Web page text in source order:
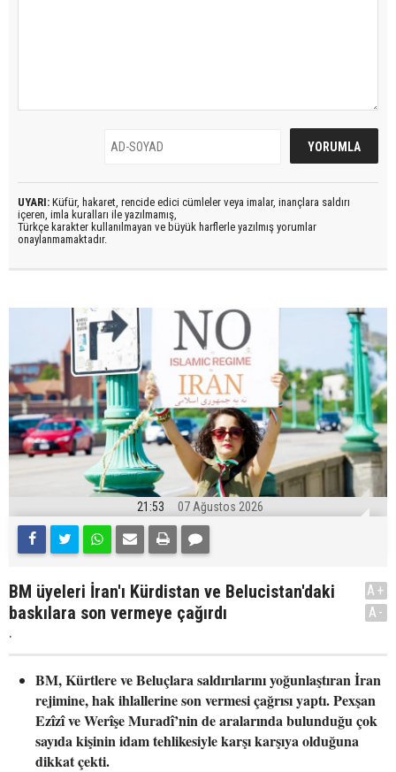
UYARI: Küfür, hakaret, rencide edici cümleler veya imalar, inançlara saldırı
içeren, imla kuralları ile yazılmamış,
Türkçe karakter kullanılmayan ve büyük harflerle yazılmış yorumlar
onaylanmamaktadır.
21:53 07 Ağustos 2026
BM üyeleri İran'ı Kürdistan ve Belucistan'daki
baskılara son vermeye çağırdı
.
A+
A-
BM, Kürtlere ve Beluçlara saldırılarını yoğunlaştıran İran
rejimine, hak ihlallerine son vermesi çağrısı yaptı. Pexşan
Ezîzî ve Werîşe Muradî’nin de aralarında bulunduğu çok
sayıda kişinin idam tehlikesiyle karşı karşıya olduğuna
dikkat çekti.